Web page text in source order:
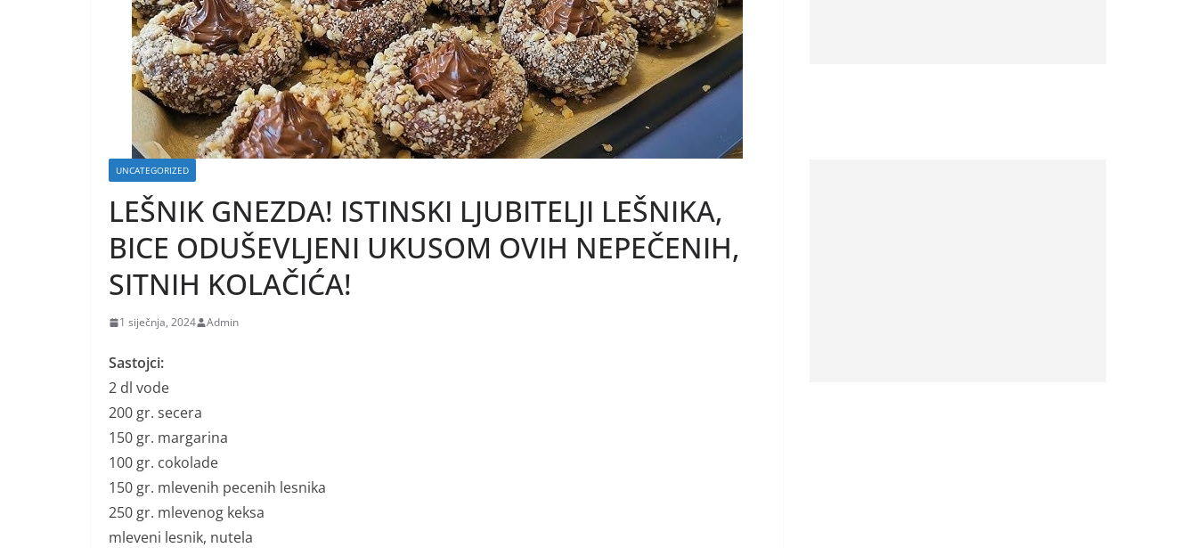
UNCATEGORIZED
LEŠNIK GNEZDA! ISTINSKI LJUBITELJI LEŠNIKA,
BICE ODUŠEVLJENI UKUSOM OVIH NEPEČENIH,
SITNIH KOLAČIĆA!
1 siječnja, 2024 Admin
Sastojci:
2 dl vode
200 gr. secera
150 gr. margarina
100 gr. cokolade
150 gr. mlevenih pecenih lesnika
250 gr. mlevenog keksa
mleveni lesnik, nutela